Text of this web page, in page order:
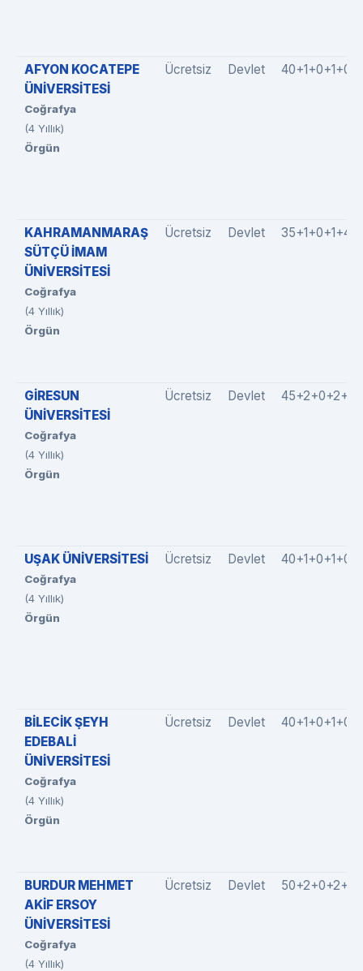
AFYON KOCATEPE
ÜNİVERSİTESİ
Coğrafya
(4 Yıllık)
Örgün
Ücretsiz Devlet 40+1+0+1+0
KAHRAMANMARAŞ
SÜTÇÜ İMAM
ÜNİVERSİTESİ
Coğrafya
(4 Yıllık)
Örgün
Ücretsiz Devlet 35+1+0+1+4
GİRESUN
ÜNİVERSİTESİ
Coğrafya
(4 Yıllık)
Örgün
Ücretsiz Devlet 45+2+0+2+0
UŞAK ÜNİVERSİTESİ
Coğrafya
(4 Yıllık)
Örgün
Ücretsiz Devlet 40+1+0+1+0
BİLECİK ŞEYH
EDEBALİ
ÜNİVERSİTESİ
Coğrafya
(4 Yıllık)
Örgün
Ücretsiz Devlet 40+1+0+1+0
BURDUR MEHMET
AKİF ERSOY
ÜNİVERSİTESİ
Coğrafya
(4 Yıllık)
Ücretsiz Devlet 50+2+0+2+0